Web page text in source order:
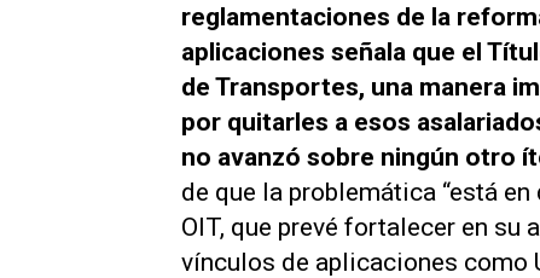
reglamentaciones de la
aplicaciones señala que el
de Transportes, una manera
por quitarles a esos
no avanzó sobre ningún otro
de que la problemática “está
OIT, que prevé fortalecer en
vínculos de aplicaciones como